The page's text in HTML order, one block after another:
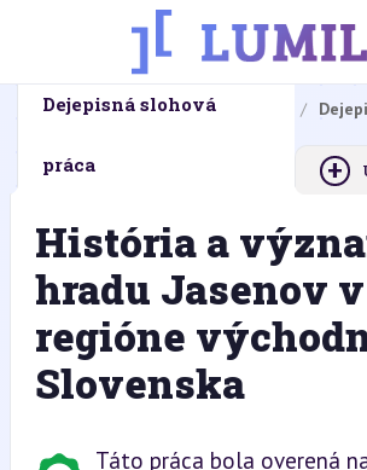
Domovská stránka Domáce úlohy
Dejepisná slohová
práca +
História a
hradu Jasenov v
regióne
Slovenska
Táto práca bola overená